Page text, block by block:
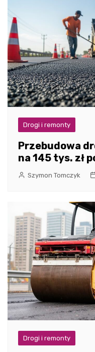
Drogi i remonty
Przebudowa
na 145 tys. zł
Szymon Tomczyk
Drogi i remonty